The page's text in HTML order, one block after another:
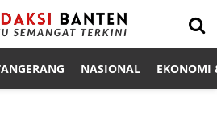
NASIONAL EKONOMI